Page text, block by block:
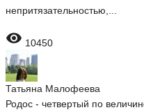
непритязательностью,...
 10450
Татьяна Малофеева
Родос - четвертый по